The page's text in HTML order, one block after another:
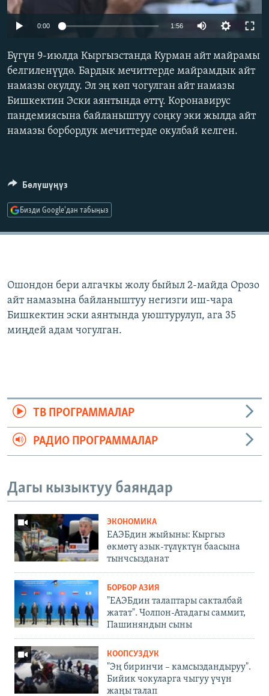
ЫҢГАЙСЫЗ СУРООЛОР
ОНЛАЙН ШЕРИНЕ
ЭЕ/АРнун бардык сайттары
Auto 240p 360p
1080p
0:00 1:56
480p
720p
1080p
Бүгүн 9-июлда Кыргызстанда Курман айт майрамы
белгиленүүдө. Бардык мечиттерде майрамдык айт
намазы окулду. Эл эң көп чогулган айт намазы
Бишкектин Эски аянтында өттү. Коронавирус
пандемиясына байланыштуу соңку эки жылда айт
намазы борбордук мечиттерде окулбай келген.
Бөлүшүңүз
Бизди Google'дан табыңыз
Ошондон бери алгачкы жолу быйыл 2-майда Орозо
айт намазына байланыштуу негизги иш-чара
Бишкектин эски аянтында уюштурулуп, ага 35
миңдей адам чогулган.
ТВ ПРОГРАММАЛАР
РАДИО ПРОГРАММАЛАР
Дагы кызыктуу баяндар
ЭКОНОМИКА
ЕАЭБдин жыйыны: Кыргыз
өкмөтү азык-түлүктүн баасына
тынчсызданат
БОРБОР АЗИЯ
"ЕАЭБдин талаптары сакталбай
жатат". Чолпон-Атадагы саммит,
Пашиняндын сыны
КООПСУЗДУК
"Эң биринчи – камсыздандыруу".
Бийик чокуларга чыгуу үчүн
жаңы талап